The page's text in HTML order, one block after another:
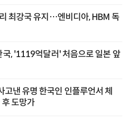
최강국 유지…엔비디아, HBM 독
국, '1119억달러' 처음으로 일본 앞
고낸 유명 한국인 인플루언서 체
도망가